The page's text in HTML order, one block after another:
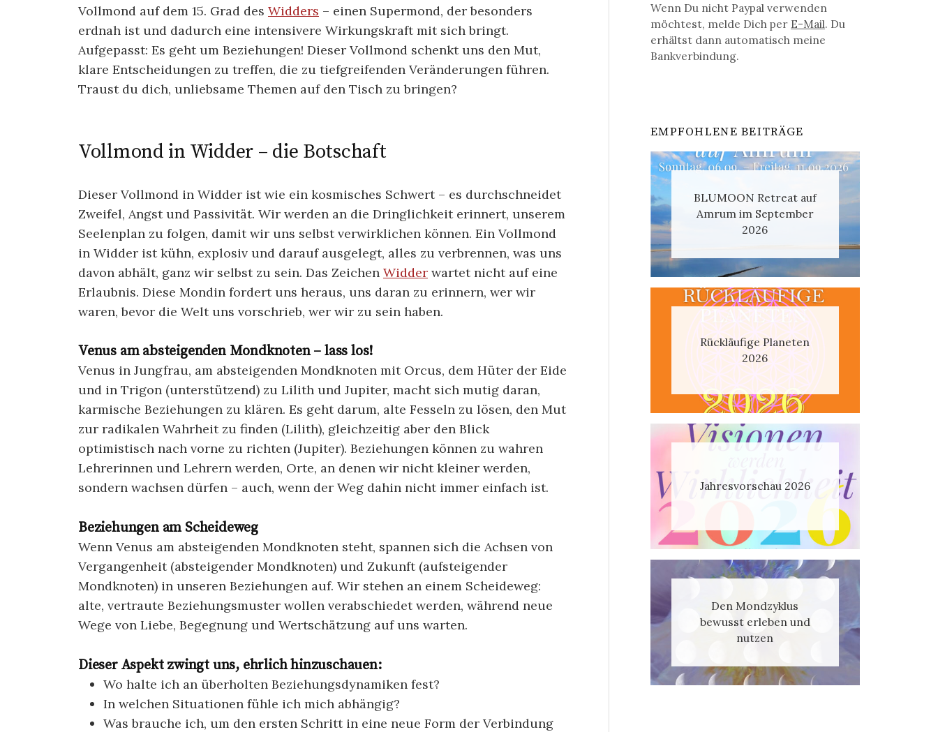
Vollmond auf dem 15. Grad des Widders – einen Supermond, der besonders
erdnah ist und dadurch eine intensivere Wirkungskraft mit sich bringt.
Aufgepasst: Es geht um Beziehungen! Dieser Vollmond schenkt uns den Mut,
klare Entscheidungen zu treffen, die zu tiefgreifenden Veränderungen führen.
Traust du dich, unliebsame Themen auf den Tisch zu bringen?
Vollmond in Widder – die Botschaft
Dieser Vollmond in Widder ist wie ein kosmisches Schwert – es durchschneidet
Zweifel, Angst und Passivität. Wir werden an die Dringlichkeit erinnert, unserem
Seelenplan zu folgen, damit wir uns selbst verwirklichen können. Ein Vollmond
in Widder ist kühn, explosiv und darauf ausgelegt, alles zu verbrennen, was uns
davon abhält, ganz wir selbst zu sein. Das Zeichen Widder wartet nicht auf eine
Erlaubnis. Diese Mondin fordert uns heraus, uns daran zu erinnern, wer wir
waren, bevor die Welt uns vorschrieb, wer wir zu sein haben.
Venus am absteigenden Mondknoten – lass los!
Venus in Jungfrau, am absteigenden Mondknoten mit Orcus, dem Hüter der Eide
und in Trigon (unterstützend) zu Lilith und Jupiter, macht sich mutig daran,
karmische Beziehungen zu klären. Es geht darum, alte Fesseln zu lösen, den Mut
zur radikalen Wahrheit zu finden (Lilith), gleichzeitig aber den Blick
optimistisch nach vorne zu richten (Jupiter). Beziehungen können zu wahren
Lehrerinnen und Lehrern werden, Orte, an denen wir nicht kleiner werden,
sondern wachsen dürfen – auch, wenn der Weg dahin nicht immer einfach ist.
Beziehungen am Scheideweg
Wenn Venus am absteigenden Mondknoten steht, spannen sich die Achsen von
Vergangenheit (absteigender Mondknoten) und Zukunft (aufsteigender
Mondknoten) in unseren Beziehungen auf. Wir stehen an einem Scheideweg:
alte, vertraute Beziehungsmuster wollen verabschiedet werden, während neue
Wege von Liebe, Begegnung und Wertschätzung auf uns warten.
Dieser Aspekt zwingt uns, ehrlich hinzuschauen:
Wo halte ich an überholten Beziehungsdynamiken fest?
In welchen Situationen fühle ich mich abhängig?
Was brauche ich, um den ersten Schritt in eine neue Form der Verbindung
Wenn Du nicht Paypal verwenden
möchtest, melde Dich per E-Mail. Du
erhältst dann automatisch meine
Bankverbindung.
EMPFOHLENE BEITRÄGE
BLUMOON Retreat auf
Amrum im September
2026
Rückläufige Planeten
2026
Jahresvorschau 2026
Den Mondzyklus
bewusst erleben und
nutzen